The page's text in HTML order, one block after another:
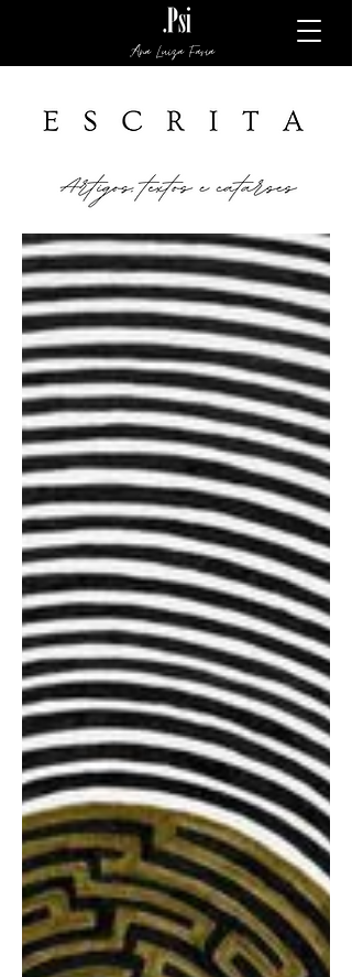
Ana Luiza Faria